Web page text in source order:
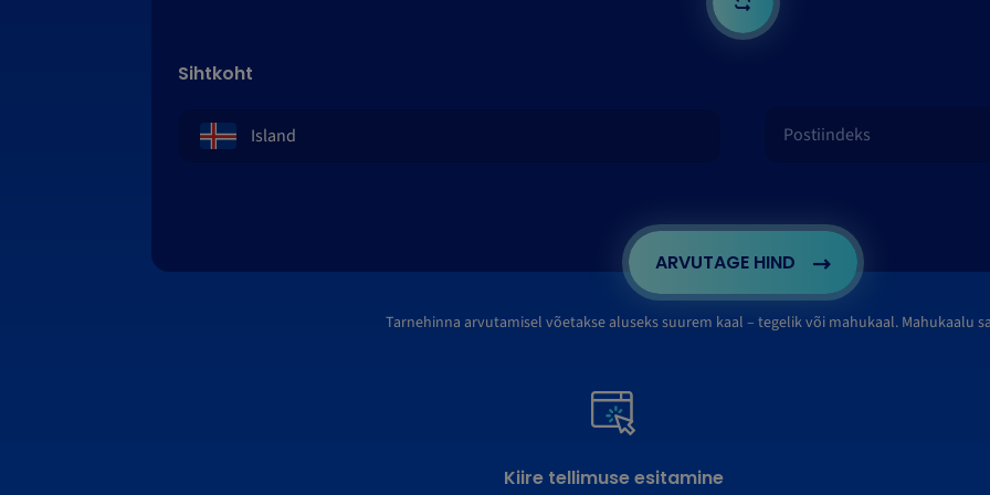
Sihtkoht
ARVUTAGE HIND
Tarnehinna arvutamisel võetakse aluseks suurem kaal – tegelik või mahukaal. Mahukaalu
Kiire tellimuse esitamine